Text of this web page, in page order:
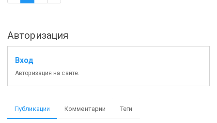
Авторизация
Вход
Авторизация на сайте.
Публикации Комментарии Теги